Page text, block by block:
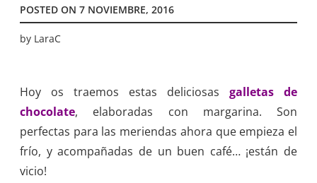
POSTED ON 7 NOVIEMBRE, 2016
by LaraC
Hoy os traemos estas deliciosas galletas de
chocolate, elaboradas con margarina. Son
perfectas para las meriendas ahora que empieza el
frío, y acompañadas de un buen café… ¡están de
vicio!